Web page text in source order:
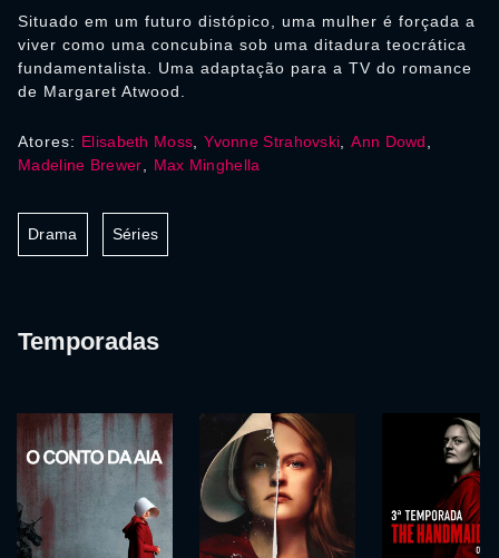
Situado em um futuro distópico, uma mulher é forçada a
viver como uma concubina sob uma ditadura teocrática
fundamentalista. Uma adaptação para a TV do romance
de Margaret Atwood.
Atores: Elisabeth Moss ,Yvonne Strahovski ,Ann Dowd
Madeline Brewer
Max Minghella
Drama Séries
Temporadas